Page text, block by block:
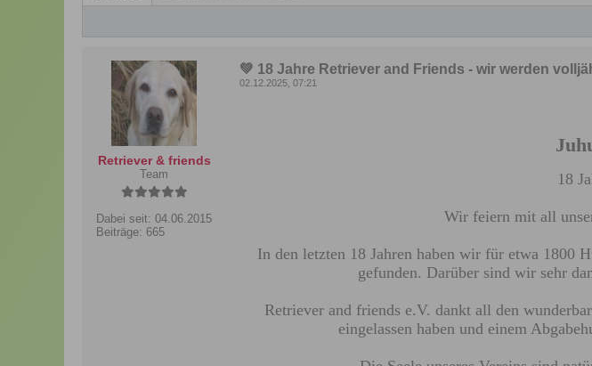
Retriever & friends
Team
Dabei seit: 04.06.2015
Beiträge: 665
💚 18 Jahre Retriever and Friends - wir werden
02.12.2025, 07:21
18
Wir feiern mit all
In den letzten 18 Jahren haben wir für etwa 1800
gefunden. Darüber sind wir sehr
Retriever and friends e.V. dankt all den
eingelassen haben und einem